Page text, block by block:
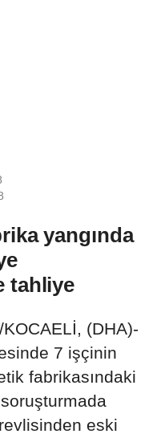
yangında
tahliye
(DHA)-
7 işçinin
fabrikasındaki
eski